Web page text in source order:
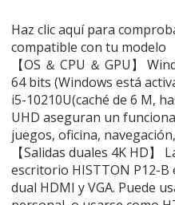
Haz clic aquí para
compatible con tu modelo
【OS ＆ CPU ＆ GPU】
64 bits (Windows está
i5-10210U(caché de 6 M,
UHD aseguran un
juegos, oficina,
【Salidas duales 4K HD】
escritorio HISTTON P12-
dual HDMI y VGA. Puede